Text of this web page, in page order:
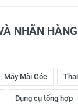
NHÃN
Máy Mài Góc
Dụng cụ tổng hợp